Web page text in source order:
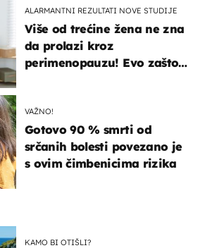
ALARMANTNI REZULTATI NOVE STUDIJE
Više od trećine žena ne zna
da prolazi kroz
perimenopauzu! Evo zašto
VAŽNO!
Gotovo 90 % smrti od
srčanih bolesti povezano je
s ovim čimbenicima rizika
KAMO BI OTIŠLI?